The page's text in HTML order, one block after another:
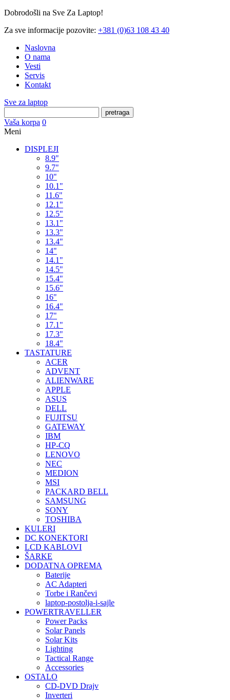
Dobrodošli na Sve Za Laptop!
Za sve informacije pozovite: +381 (0)63 108 43 40
Naslovna
O nama
Vesti
Servis
Kontakt
Sve za laptop
pretraga
Vaša korpa 0
Meni
DISPLEJI
8.9"
9.7"
10"
10.1"
11.6"
12.1"
12.5"
13.1"
13.3"
13.4"
14"
14.1"
14.5"
15.4"
15.6"
16"
16.4"
17"
17.1"
17.3"
18.4"
TASTATURE
ACER
ADVENT
ALIENWARE
APPLE
ASUS
DELL
FUJITSU
GATEWAY
IBM
HP-CQ
LENOVO
NEC
MEDION
MSI
PACKARD BELL
SAMSUNG
SONY
TOSHIBA
KULERI
DC KONEKTORI
LCD KABLOVI
ŠARKE
DODATNA OPREMA
Baterije
AC Adapteri
Torbe i Rančevi
laptop-postolja-i-sajle
POWERTRAVELLER
Power Packs
Solar Panels
Solar Kits
Lighting
Tactical Range
Accessories
OSTALO
CD-DVD Drajv
Inverteri